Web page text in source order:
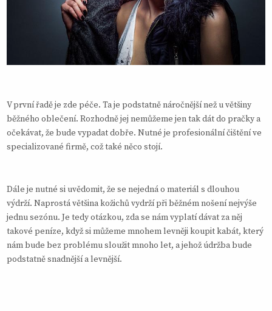
V první řadě je zde péče. Ta je podstatně náročnější než u většiny
běžného oblečení. Rozhodně jej nemůžeme jen tak dát do pračky a
očekávat, že bude vypadat dobře. Nutné je profesionální čištění ve
specializované firmě, což také něco stojí.
Dále je nutné si uvědomit, že se nejedná o materiál s dlouhou
výdrží. Naprostá většina kožichů vydrží při běžném nošení nejvýše
jednu sezónu. Je tedy otázkou, zda se nám vyplatí dávat za něj
takové peníze, když si můžeme mnohem levněji koupit kabát, který
nám bude bez problému sloužit mnoho let, a jehož údržba bude
podstatně snadnější a levnější.